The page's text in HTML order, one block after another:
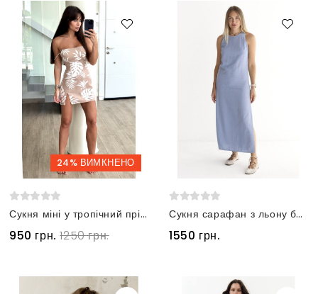
24% ВИМКНЕНО
Сукня міні у тропічний прінт на бретельках бежева
950 грн. 1250 грн.
Сукня сарафан з льону блакитна
1550 грн.